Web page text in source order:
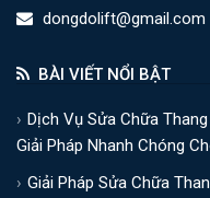
dongdolift@gmail.com
BÀI VIẾT NỔI BẬT
Dịch Vụ Sửa Chữa
Giải Pháp Nhanh Chóng
Giải Pháp Sửa Chữa